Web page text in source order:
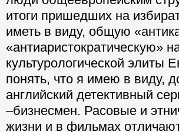
итоги пришедших на
иметь в виду, общую
«антиаристократическую»
культурологической
понять, что я имею в виду,
английский детективный
–бизнесмен. Расовые и
жизни и в фильмах